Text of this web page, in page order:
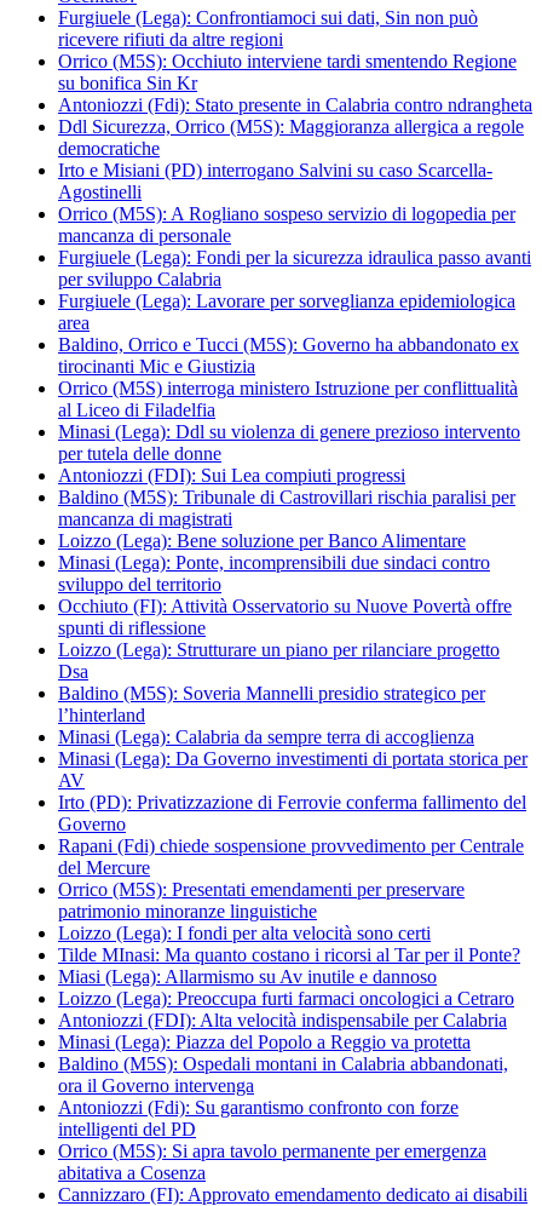
Furgiuele (Lega): Confrontiamoci sui dati, Sin non può
ricevere rifiuti da altre regioni
Orrico (M5S): Occhiuto interviene tardi smentendo Regione
su bonifica Sin Kr
Antoniozzi (Fdi): Stato presente in Calabria contro ndrangheta
Ddl Sicurezza, Orrico (M5S): Maggioranza allergica a regole
democratiche
Irto e Misiani (PD) interrogano Salvini su caso Scarcella-
Agostinelli
Orrico (M5S): A Rogliano sospeso servizio di logopedia per
mancanza di personale
Furgiuele (Lega): Fondi per la sicurezza idraulica passo avanti
per sviluppo Calabria
Furgiuele (Lega): Lavorare per sorveglianza epidemiologica
area
Baldino, Orrico e Tucci (M5S): Governo ha abbandonato ex
tirocinanti Mic e Giustizia
Orrico (M5S) interroga ministero Istruzione per conflittualità
al Liceo di Filadelfia
Minasi (Lega): Ddl su violenza di genere prezioso intervento
per tutela delle donne
Antoniozzi (FDI): Sui Lea compiuti progressi
Baldino (M5S): Tribunale di Castrovillari rischia paralisi per
mancanza di magistrati
Loizzo (Lega): Bene soluzione per Banco Alimentare
Minasi (Lega): Ponte, incomprensibili due sindaci contro
sviluppo del territorio
Occhiuto (FI): Attività Osservatorio su Nuove Povertà offre
spunti di riflessione
Loizzo (Lega): Strutturare un piano per rilanciare progetto
Dsa
Baldino (M5S): Soveria Mannelli presidio strategico per
l’hinterland
Minasi (Lega): Calabria da sempre terra di accoglienza
Minasi (Lega): Da Governo investimenti di portata storica per
AV
Irto (PD): Privatizzazione di Ferrovie conferma fallimento del
Governo
Rapani (Fdi) chiede sospensione provvedimento per Centrale
del Mercure
Orrico (M5S): Presentati emendamenti per preservare
patrimonio minoranze linguistiche
Loizzo (Lega): I fondi per alta velocità sono certi
Tilde MInasi: Ma quanto costano i ricorsi al Tar per il Ponte?
Miasi (Lega): Allarmismo su Av inutile e dannoso
Loizzo (Lega): Preoccupa furti farmaci oncologici a Cetraro
Antoniozzi (FDI): Alta velocità indispensabile per Calabria
Minasi (Lega): Piazza del Popolo a Reggio va protetta
Baldino (M5S): Ospedali montani in Calabria abbandonati,
ora il Governo intervenga
Antoniozzi (Fdi): Su garantismo confronto con forze
intelligenti del PD
Orrico (M5S): Si apra tavolo permanente per emergenza
abitativa a Cosenza
Cannizzaro (FI): Approvato emendamento dedicato ai disabili